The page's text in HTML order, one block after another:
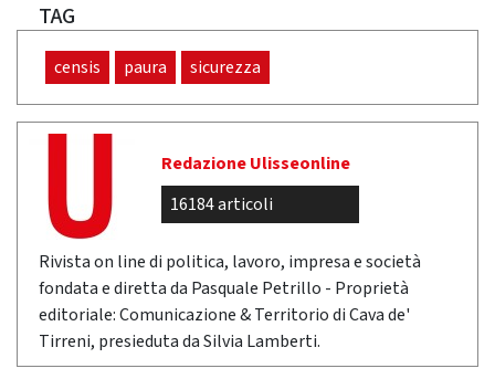
TAG
censis paura sicurezza
Redazione Ulisseonline
16184 articoli
Rivista on line di politica, lavoro, impresa e società
fondata e diretta da Pasquale Petrillo - Proprietà
editoriale: Comunicazione & Territorio di Cava de'
Tirreni, presieduta da Silvia Lamberti.